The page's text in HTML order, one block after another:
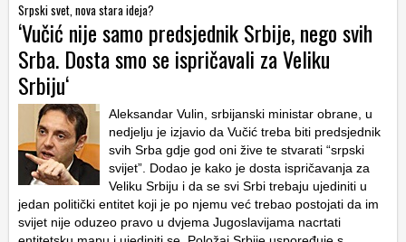
Srpski svet, nova stara ideja?
‘Vučić nije samo predsjednik Srbije, nego svih
Srba. Dosta smo se ispričavali za Veliku
Srbiju‘
Aleksandar Vulin, srbijanski ministar obrane, u
nedjelju je izjavio da Vučić treba biti predsjednik
svih Srba gdje god oni žive te stvarati “srpski
svijet”. Dodao je kako je dosta ispričavanja za
Veliku Srbiju i da se svi Srbi trebaju ujediniti u
jedan politički entitet koji je po njemu već trebao postojati da im
svijet nije oduzeo pravo u dvjema Jugoslavijama nacrtati